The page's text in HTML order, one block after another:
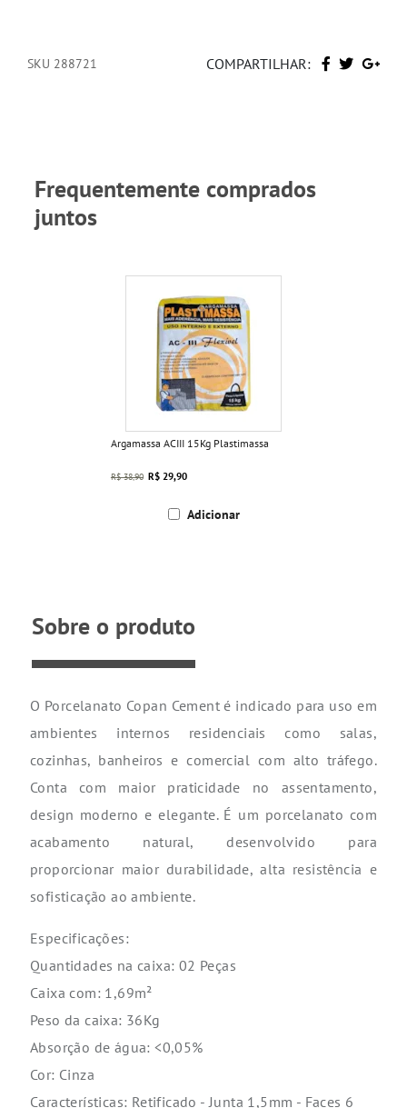
SKU 288721 COMPARTILHAR:
Frequentemente comprados
juntos
Argamassa ACIII 15Kg Plastimassa
R$ 38,90 R$ 29,90
Adicionar
Sobre o produto
O Porcelanato Copan Cement é indicado para uso em
ambientes internos residenciais como salas,
cozinhas, banheiros e comercial com alto tráfego.
Conta com maior praticidade no assentamento,
design moderno e elegante. É um porcelanato com
acabamento natural, desenvolvido para
proporcionar maior durabilidade, alta resistência e
sofisticação ao ambiente.
Especificações:
Quantidades na caixa: 02 Peças
Caixa com: 1,69m²
Peso da caixa: 36Kg
Absorção de água: <0,05%
Cor: Cinza
Características: Retificado - Junta 1,5mm - Faces 6